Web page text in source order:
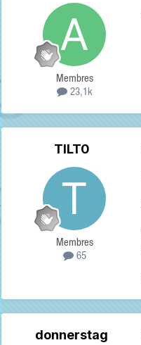
Membres
23,1k
TILT0
Membres
65
donnerstag